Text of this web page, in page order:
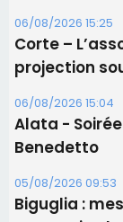
06/08/2026 15:25
Corte –
projection
06/08/2026 15:04
Alata -
Benedetto
05/08/2026 09:53
Biguglia :